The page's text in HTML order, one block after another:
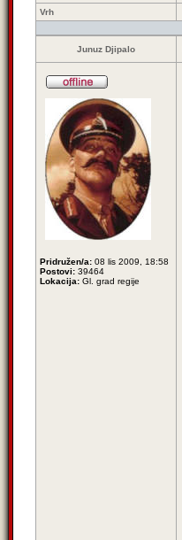
Vrh
Junuz Djipalo
Pridružen/a: 08 lis 2009, 18:58
Postovi: 39464
Lokacija: Gl. grad regije